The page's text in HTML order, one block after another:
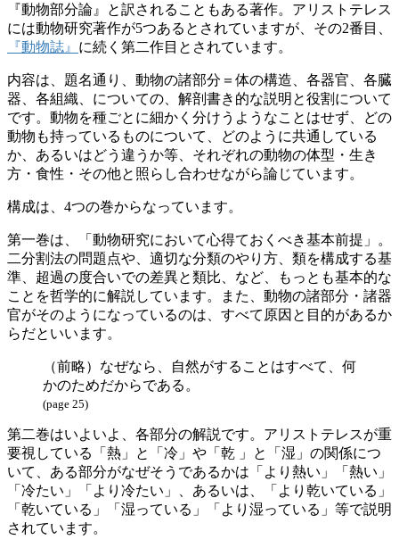
『動物部分論』と訳されることもある著作。アリストテレス
には動物研究著作が5つあるとされていますが、その2番目、
『動物誌』 に続く第二作目とされています。
内容は、題名通り、動物の諸部分＝体の構造、各器官、各臓
器、各組織、についての、解剖書き的な説明と役割について
です。動物を種ごとに細かく分けうようなことはせず、どの
動物も持っているものについて、どのように共通している
か、あるいはどう違うか等、それぞれの動物の体型・生き
方・食性・その他と照らし合わせながら論じています。
構成は、4つの巻からなっています。
第一巻は、「動物研究において心得ておくべき基本前提」。
二分割法の問題点や、適切な分類のやり方、類を構成する基
準、超過の度合いでの差異と類比、など、もっとも基本的な
ことを哲学的に解説しています。また、動物の諸部分・諸器
官がそのようになっているのは、すべて原因と目的があるか
らだといいます。
（前略）なぜなら、自然がすることはすべて、何
かのためだからである。
(page 25)
第二巻はいよいよ、各部分の解説です。アリストテレスが重
要視している「熱」と「冷」や「乾 」と「湿」の関係につ
いて、ある部分がなぜそうであるかは「より熱い」「熱い」
「冷たい」「より冷たい」、あるいは、「より乾いている」
「乾いている」「湿っている」「より湿っている」等で説明
されています。